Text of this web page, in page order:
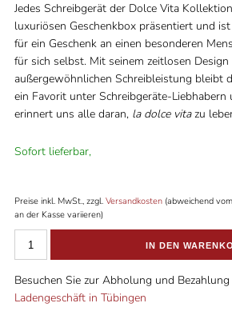
Jedes Schreibgerät der Dolce Vita
luxuriösen Geschenkbox präsentiert und
für ein Geschenk an einen besonderen
für sich selbst. Mit seinem zeitlosen
außergewöhnlichen Schreibleistung bleibt
ein Favorit unter Schreibgeräte-
erinnert uns alle daran,la dolce vitazu
Sofort lieferbar,
Preise inkl. MwSt., zzgl. Versandkosten(abweichend
an der Kasse variieren)
IN DEN
Besuchen Sie zur Abholung und
Ladengeschäft in Tübingen